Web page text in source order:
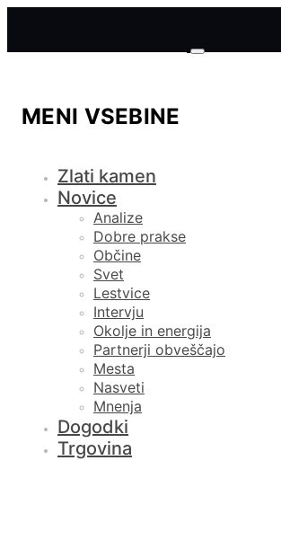
MENI VSEBINE
Zlati kamen
Novice
Analize
Dobre prakse
Občine
Svet
Lestvice
Intervju
Okolje in energija
Partnerji obveščajo
Mesta
Nasveti
Mnenja
Dogodki
Trgovina